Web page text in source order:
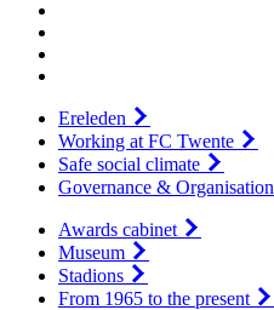
Ereleden
Working at FC Twente
Safe social climate
Governance & Organisation
Awards cabinet
Museum
Stadions
From 1965 to the present